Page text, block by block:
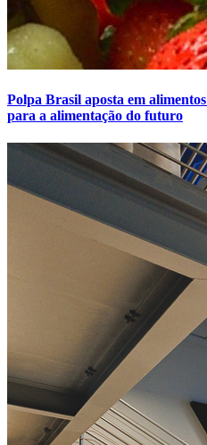
Polpa Brasil aposta em
para a alimentação do futuro